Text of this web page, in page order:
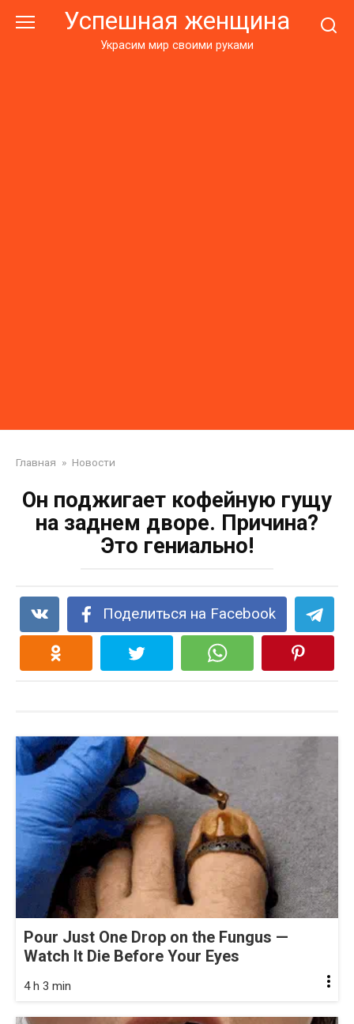
Успешная женщина
Украсим мир своими руками
Главная » Новости
Он поджигает кофейную гущу
на заднем дворе. Причина?
Это гениально!
Поделиться на Facebook
Pour Just One Drop on the Fungus —
Watch It Die Before Your Eyes
4 h 3 min